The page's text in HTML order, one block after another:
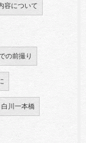
容について
の前撮り
白川一本橋